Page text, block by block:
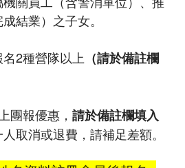
結業）之子女。
名2種營隊以上 （請於備註欄
團報優惠， 請於備註欄填入
人取消或退費，請補足差額。